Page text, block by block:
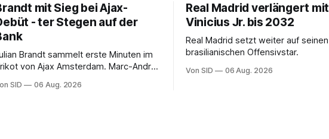
mit Sieg bei Ajax-
- ter Stegen auf der
Brandt sammelt erste Minuten im
von Ajax Amsterdam. Marc-André
SID 06 Aug. 2026
Real Madrid verlängert mit
Vinicius Jr. bis 2032
Real Madrid setzt weiter auf seinen
brasilianischen Offensivstar.
Von SID 06 Aug. 2026